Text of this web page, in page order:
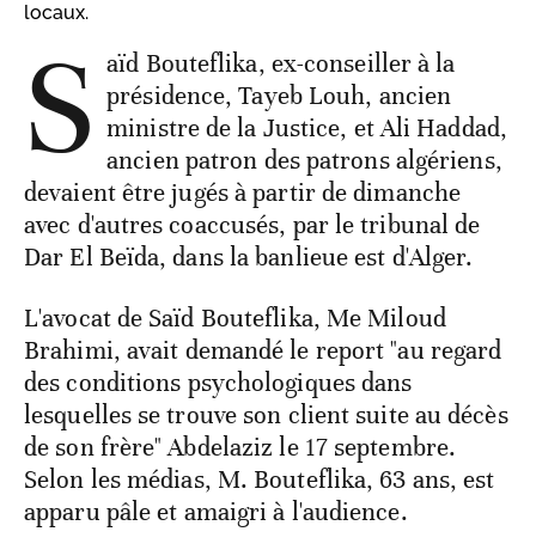
locaux.
S aïd Bouteflika, ex-conseiller à la
présidence, Tayeb Louh, ancien
ministre de la Justice, et Ali Haddad,
ancien patron des patrons algériens,
devaient être jugés à partir de dimanche
avec d'autres coaccusés, par le tribunal de
Dar El Beïda, dans la banlieue est d'Alger.
L'avocat de Saïd Bouteflika, Me Miloud
Brahimi, avait demandé le report "au regard
des conditions psychologiques dans
lesquelles se trouve son client suite au décès
de son frère" Abdelaziz le 17 septembre.
Selon les médias, M. Bouteflika, 63 ans, est
apparu pâle et amaigri à l'audience.